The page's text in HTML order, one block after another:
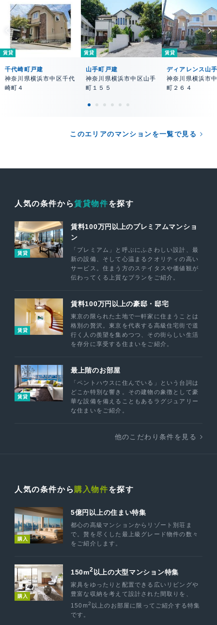
賃貸
千代崎町戸建
神奈川県横浜市中区千代
崎町４
賃貸
山手町戸建
神奈川県横浜市中区山手
町１５５
賃貸
ディアレンス山
神奈川県横浜市
町２６４
このエリアのマンションを一覧で見る
人気の条件から賃貸物件を探す
賃貸
賃料100万円以上のプレミアムマンショ
ン
「プレミアム」と呼ぶにふさわしい設計、最
新の設備、そして心温まるクオリティの高い
サービス。住まう方のステイタスや価値観が
伝わってくる上質なプランをご紹介。
賃貸
賃料100万円以上の豪邸・邸宅
東京の限られた土地で一軒家に住まうことは
格別の贅沢。東京を代表する高級住宅街で道
行く人の羨望を集めつつ、その街らしい生活
を存分に享受する住まいをご紹介。
賃貸
最上階のお部屋
「ペントハウスに住んでいる」という台詞は
どこか特別な響き。その建物の象徴として豪
華な設備を備えることもあるラグジュアリー
な住まいをご紹介。
他のこだわり条件を見る
人気の条件から 購入物件を探す
購入
5億円以上の住まい特集
都心の高級マンションからリゾート別荘ま
で。贅を尽くした最上級グレード物件の数々
をご紹介します。
購入
150m2 以上の大型マンション特集
家具をゆったりと配置できる広いリビングや
豊富な収納を考えて設計された間取りを、
150m2 以上のお部屋に限ってご紹介する特集
です。